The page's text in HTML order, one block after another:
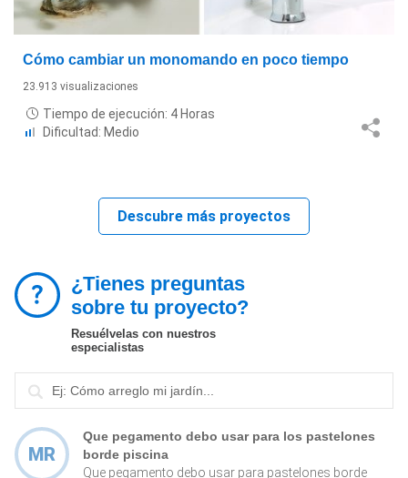
Cómo cambiar un monomando en poco tiempo
23.913 visualizaciones
Tiempo de ejecución: 4 Horas
Dificultad: Medio
Descubre más proyectos
¿Tienes preguntas
sobre tu proyecto?
Resuélvelas con nuestros
especialistas
MR
Que pegamento debo usar para los pastelones
borde piscina
Que pegamento debo usar para pastelones borde